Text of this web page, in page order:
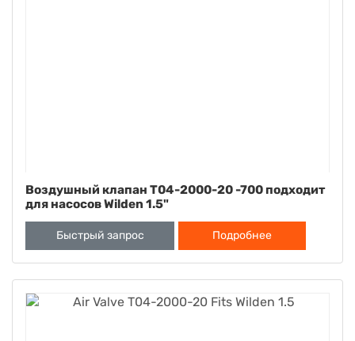
Воздушный клапан T04-2000-20 -700 подходит
для насосов Wilden 1.5"
Быстрый запрос Подробнее